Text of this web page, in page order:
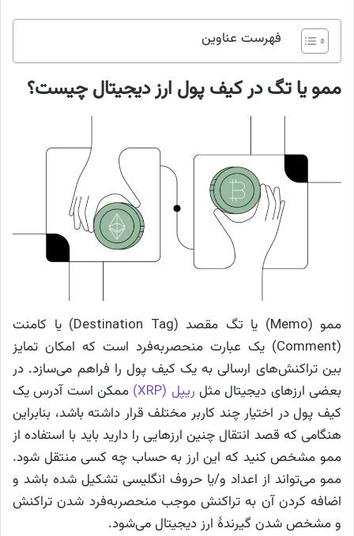
فهرست عناوین
ممو یا تگ در کیف پول ارز دیجیتال چیست؟
ممو (Memo) یا تگ مقصد (Destination Tag) یا کامنت
(Comment) یک عبارت منحصربه‌فرد است که امکان تمایز
بین تراکنش‌های ارسالی به یک کیف پول را فراهم می‌سازد. در
بعضی ارزهای دیجیتال مثل ریپل (XRP)
ممکن است آدرس یک
کیف پول در اختیار چند کاربر مختلف قرار داشته باشد، بنابراین
هنگامی که قصد انتقال چنین ارزهایی را دارید باید با استفاده از
ممو مشخص کنید که این ارز به حساب چه کسی منتقل شود.
ممو می‌تواند از اعداد و/یا حروف انگلیسی تشکیل شده باشد و
اضافه کردن آن به تراکنش موجب منحصربه‌فرد شدن تراکنش
و مشخص شدن گیرندهٔ ارز دیجیتال می‌شود.